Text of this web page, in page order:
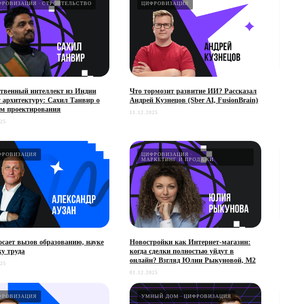
СТРОИТЕЛЬСТВО
интеллект из Индии
архитектуру: Сахил Танвир о
проектирования
ЦИФРОВИЗАЦИЯ
Что тормозит развитие ИИ? Рассказал
Андрей Кузнецов (Sber AI, FusionBrain)
11.12.2025
вызов образованию, науке
труда
ЦИФРОВИЗАЦИЯ
МАРКЕТИНГ И ПРОДАЖИ
Новостройки как Интернет-магазин:
когда сделки полностью уйдут в
онлайн? Взгляд Юлии Рыкуновой, М2
01.12.2025
УМНЫЙ ДОМ ЦИФРОВИЗАЦИЯ